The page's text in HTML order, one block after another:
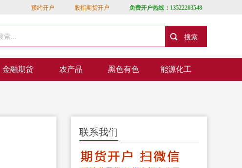
预约开户 股指期货开户 免费开户热线：13522203548
金融期货 农产品 黑色有色 能源化工
联系我们